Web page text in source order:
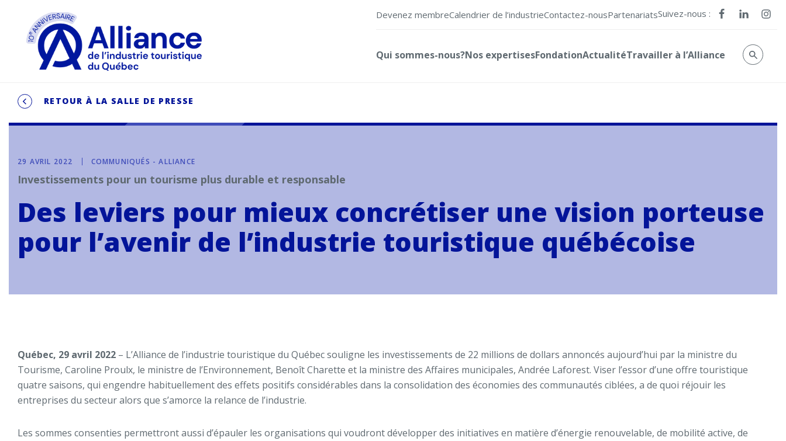
Devenez membreCalendrier de l’industrieContactez-nousPartenariatsSuivez-nous :
Qui sommes-nous?Nos expertisesFondationActualitéTravailler à l’Alliance
RETOUR À LA SALLE DE PRESSE
29 AVRIL 2022 COMMUNIQUÉS - ALLIANCE
Investissements pour un tourisme plus durable et responsable
Des leviers pour mieux concrétiser une vision porteuse
pour l’avenir de l’industrie touristique québécoise
Québec, 29 avril 2022 – L’Alliance de l’industrie touristique du Québec souligne les investissements de 22 millions de dollars annoncés aujourd’hui par la ministre du
Tourisme, Caroline Proulx, le ministre de l’Environnement, Benoît Charette et la ministre des Affaires municipales, Andrée Laforest. Viser l’essor d’une offre touristique
quatre saisons, qui engendre habituellement des effets positifs considérables dans la consolidation des économies des communautés ciblées, a de quoi réjouir les
entreprises du secteur alors que s’amorce la relance de l’industrie.
Les sommes consenties permettront aussi d’épauler les organisations qui voudront développer des initiatives en matière d’énergie renouvelable, de mobilité active, de